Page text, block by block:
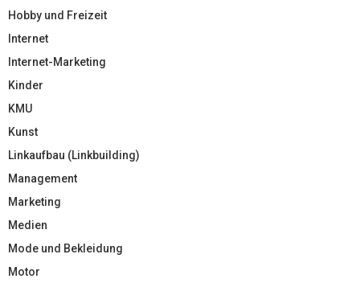
Hobby und Freizeit
Internet
Internet-Marketing
Kinder
KMU
Kunst
Linkaufbau (Linkbuilding)
Management
Marketing
Medien
Mode und Bekleidung
Motor